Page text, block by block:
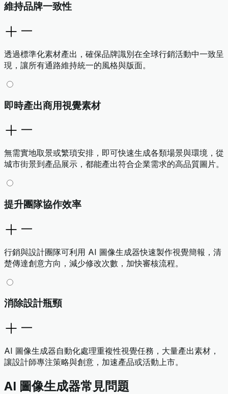
維持品牌一致性
透過標準化素材產出，確保品牌識別在全球行銷活動中一致呈
現，讓所有通路維持統一的風格與版面。
即時產出商用視覺素材
無需實地取景或繁瑣安排，即可快速生成各類場景與環境，從
城市街景到產品展示，都能產出符合企業需求的高品質圖片。
提升團隊協作效率
行銷與設計團隊可利用 AI 圖像生成器快速製作視覺簡報，清
楚傳達創意方向，減少修改次數，加快審核流程。
消除設計瓶頸
AI 圖像生成器自動化處理重複性視覺任務，大量產出素材，
讓設計師專注策略與創意，加速產品或活動上市。
AI 圖像生成器常見問題